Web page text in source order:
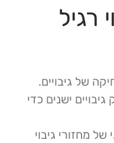
רגיל
של גיבויים.
גיבויים ישנים כדי
של מחזורי גיבוי